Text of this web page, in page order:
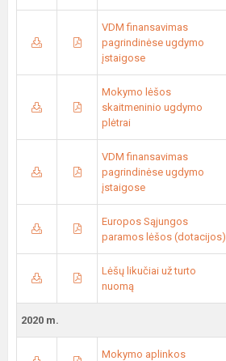
VDM finansavimas
pagrindinėse ugdymo
įstaigose
Mokymo lėšos
skaitmeninio ugdymo
plėtrai
VDM finansavimas
pagrindinėse ugdymo
įstaigose
Europos Sąjungos
paramos lėšos (dotacijos)
Lėšų likučiai už turto
nuomą
2020 m.
Mokymo aplinkos